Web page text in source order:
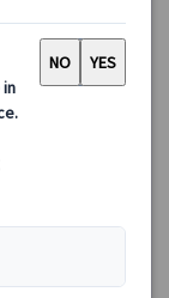
前散策 （日本
トをめぐりま